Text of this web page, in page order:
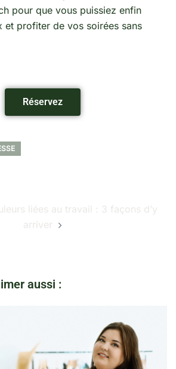
pour que vous puissiez enfin
et profiter de vos soirées sans
Réservez
liées au travail : 3 façons d’y
arriver
aussi :